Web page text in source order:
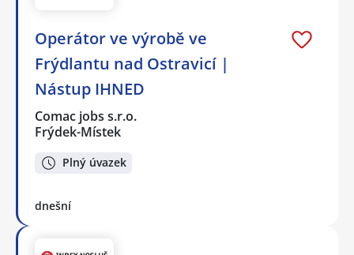
Operátor ve výrobě ve
Frýdlantu nad Ostravicí |
Nástup IHNED
Comac jobs s.r.o.
Frýdek-Místek
Plný úvazek
dnešní